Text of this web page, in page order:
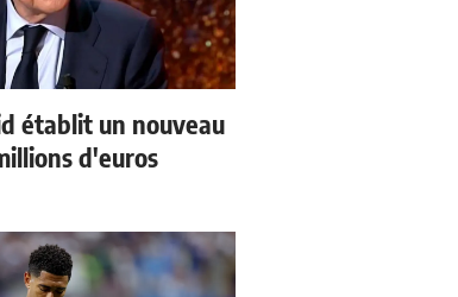
établit un nouveau
d'euros